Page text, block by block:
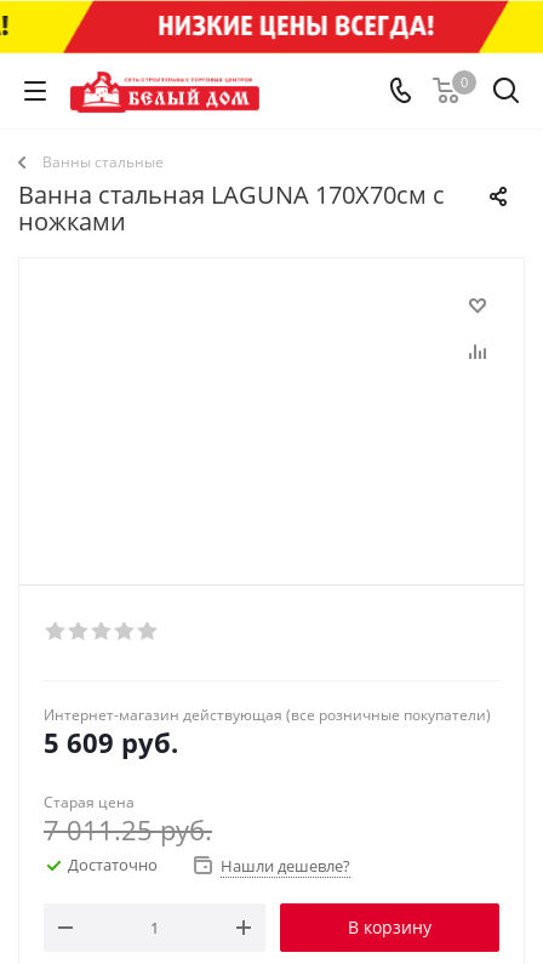
0
Ванны стальные
Ванна стальная LAGUNA 170Х70см с
ножками
Интернет-магазин действующая (все розничные покупатели)
5 609 руб.
Старая цена
7 011.25руб.
Достаточно Нашли дешевле?
В корзину